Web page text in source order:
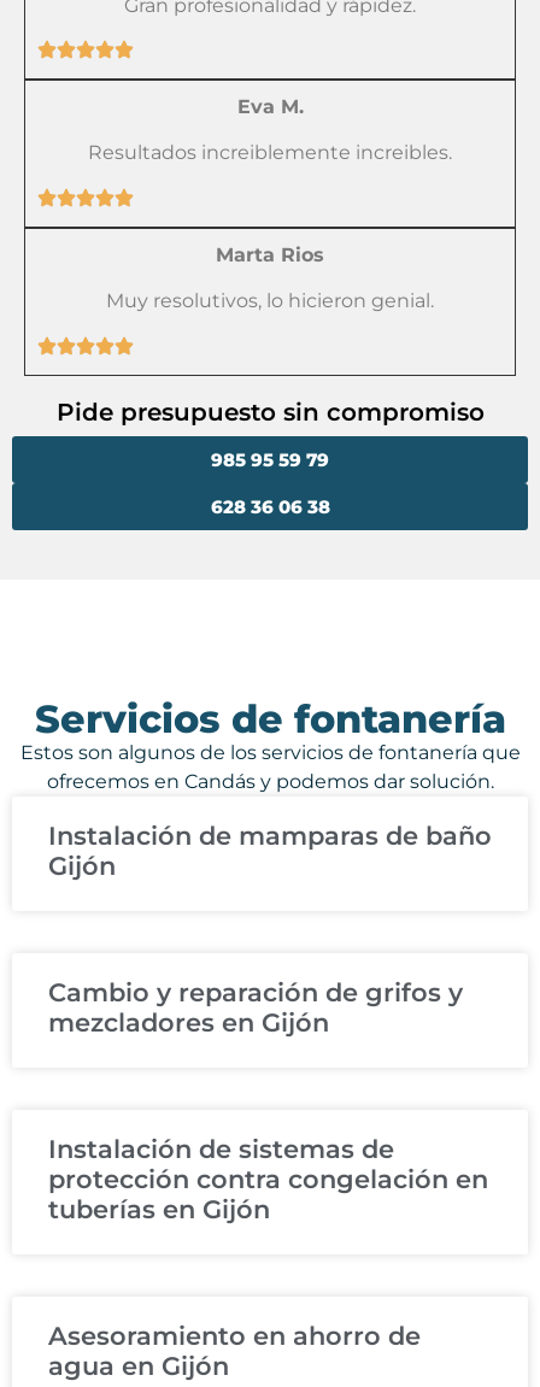
Gran profesionalidad y rápidez.
Eva M.
Resultados increiblemente increibles.
Marta Rios
Muy resolutivos, lo hicieron genial.
Pide presupuesto sin compromiso
628 36 06 38
985 95 59 79
Servicios de fontanería
Estos son algunos de los servicios de fontanería que
ofrecemos en Candás y podemos dar solución.
Instalación de mamparas de baño
Gijón
Cambio y reparación de grifos y
mezcladores en Gijón
Instalación de sistemas de
protección contra congelación en
tuberías en Gijón
Asesoramiento en ahorro de
agua en Gijón